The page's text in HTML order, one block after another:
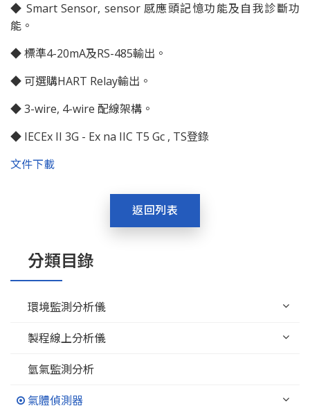
◆ Smart Sensor, sensor 感應頭記憶功能及自我診斷功
能。
◆ 標準4-20mA及RS-485輸出。
◆ 可選購HART Relay輸出。
◆ 3-wire, 4-wire 配線架構。
◆ IECEx II 3G - Ex na IIC T5 Gc , TS登錄
文件下載
返回列表
分類目錄
環境監測分析儀
製程線上分析儀
氫氣監測分析
氣體偵測器